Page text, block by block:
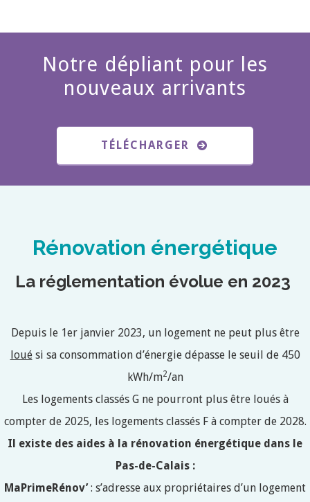
Notre dépliant pour les
nouveaux arrivants
TÉLÉCHARGER
Rénovation énergétique
La réglementation évolue en 2023
Depuis le 1er janvier 2023, un logement ne peut plus être
louési sa consommation d’énergie dépasse le seuil de 450
kWh/m2/an
Les logements classés G ne pourront plus être loués à
compter de 2025, les logements classés F à compter de 2028.
Il existe des aides à la rénovation énergétique dans le
Pas-de-Calais :
MaPrimeRénov’: s’adresse aux propriétaires d’un logement